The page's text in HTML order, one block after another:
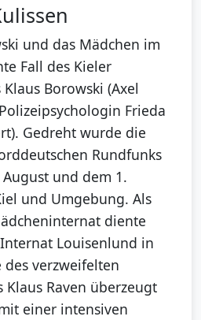
und das Mädchen im
Fall des Kieler
Borowski (Axel
Frieda
Gedreht wurde die
Rundfunks
und dem 1.
und Umgebung. Als
diente
Louisenlund in
des verzweifelten
Klaus Raven überzeugt
einer intensiven